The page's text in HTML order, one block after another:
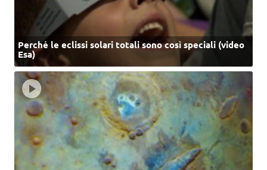
Perché le eclissi solari totali sono così speciali (video
Esa)